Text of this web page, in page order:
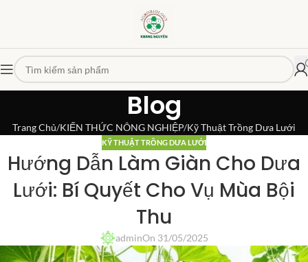
Blog
Trang Chủ KIẾN THỨC NÔNG NGHIỆP Kỹ Thuật Trồng Dưa Lưới
KỸ THUẬT TRỒNG DƯA LƯỚI
Hướng Dẫn Làm Giàn Cho Dưa
Lưới: Bí Quyết Cho Vụ Mùa Bội
Thu
adminOn 31/05/2025